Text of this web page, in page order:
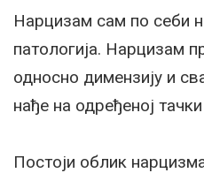
Нарцизам сам по себи
патологија. Нарцизам
односно димензију и
нађе на одређеној
Постоји облик